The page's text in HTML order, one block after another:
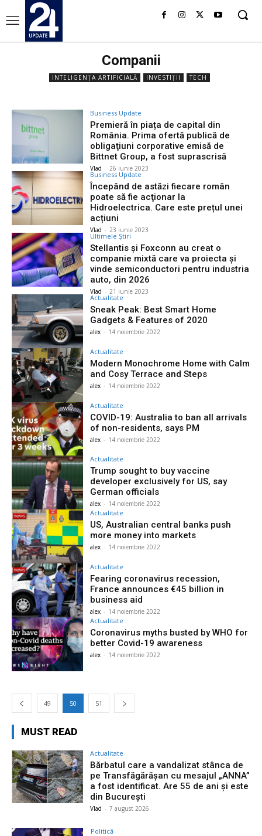
Companii
INTELIGENȚA ARTIFICIALĂ INVESTIȚII TECH
Business Update
Premieră în piața de capital din
România. Prima ofertă publică de
obligaţiuni corporative emisă de
Bittnet Group, a fost suprascrisă
Vlad - 26 iunie 2023
Business Update
Începând de astăzi fiecare român
poate să fie acţionar la
Hidroelectrica. Care este prețul unei
acțiuni
Vlad - 23 iunie 2023
Ultimele Știri
Stellantis şi Foxconn au creat o
companie mixtă care va proiecta şi
vinde semiconductori pentru industria
auto, din 2026
Vlad - 21 iunie 2023
Actualitate
Sneak Peak: Best Smart Home
Gadgets & Features of 2020
alex - 14 noiembrie 2022
Actualitate
Modern Monochrome Home with Calm
and Cosy Terrace and Steps
alex - 14 noiembrie 2022
Actualitate
COVID-19: Australia to ban all arrivals
of non-residents, says PM
alex - 14 noiembrie 2022
Actualitate
Trump sought to buy vaccine
developer exclusively for US, say
German officials
alex - 14 noiembrie 2022
Actualitate
US, Australian central banks push
more money into markets
alex - 14 noiembrie 2022
Actualitate
Fearing coronavirus recession,
France announces €45 billion in
business aid
alex - 14 noiembrie 2022
Actualitate
Coronavirus myths busted by WHO for
better Covid-19 awareness
alex - 14 noiembrie 2022
49 50 51
MUST READ
Actualitate
Bărbatul care a vandalizat stânca de
pe Transfăgărășan cu mesajul „ANNA”
a fost identificat. Are 55 de ani și este
din București
Vlad - 7 august 2026
Politică